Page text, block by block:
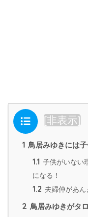
目次 [非表示]
1 鳥居みゆきには子
1.1 子供がいない
になる！
1.2 夫婦仲があん
2 鳥居みゆきがタ